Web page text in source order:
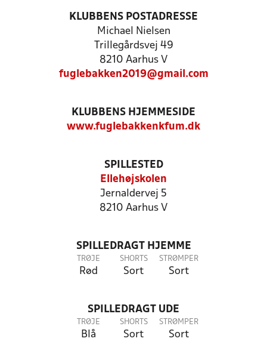
KLUBBENS POSTADRESSE
Michael Nielsen
Trillegårdsvej 49
8210 Aarhus V
fuglebakken2019@gmail.com
KLUBBENS HJEMMESIDE
www.fuglebakkenkfum.dk
SPILLESTED
Ellehøjskolen
Jernaldervej 5
8210 Aarhus V
SPILLEDRAGT HJEMME
TRØJE
Rød
SHORTS
Sort
STRØMPER
Sort
SPILLEDRAGT UDE
TRØJE
Blå
SHORTS
Sort
STRØMPER
Sort